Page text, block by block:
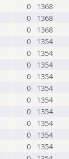
0
1368
0
1368
0
1368
0
1354
0
1354
0
1354
0
1354
0
1354
0
1354
0
1354
0
1354
0
1354
0
1354